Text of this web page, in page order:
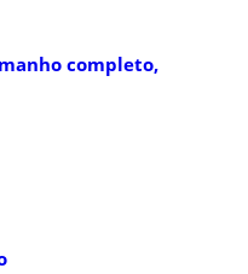
completo,